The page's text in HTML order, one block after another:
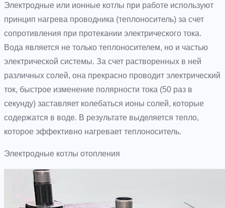
Электродные или ионные котлы при работе используют
принцип нагрева проводника (теплоноситель) за счет
сопротивления при протекании электрического тока.
Вода является не только теплоносителем, но и частью
электрической системы. За счет растворенных в ней
различных солей, она прекрасно проводит электрический
ток, быстрое изменение полярности тока (50 раз в
секунду) заставляет колебаться ионы солей, которые
содержатся в воде. В результате выделяется тепло,
которое эффективно нагревает теплоноситель.
Электродные котлы отопления